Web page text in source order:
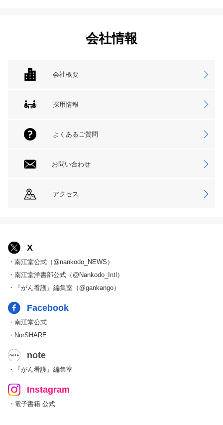
会社情報
会社概要
採用情報
よくあるご質問
お問い合わせ
アクセス
X
・南江堂公式（@nankodo_NEWS）
・南江堂洋書部公式（@Nankodo_Intl）
・『がん看護』編集室（@gankango）
Facebook
・南江堂公式
・NurSHARE
note
・『がん看護』編集室
Instagram
・電子書籍 公式